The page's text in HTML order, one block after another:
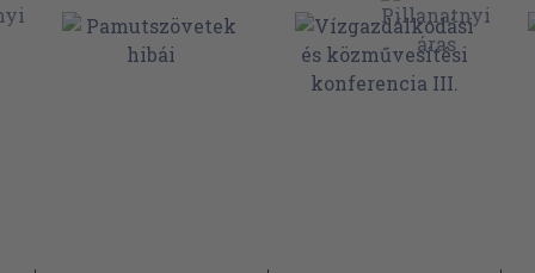
befolyásoló tényezők